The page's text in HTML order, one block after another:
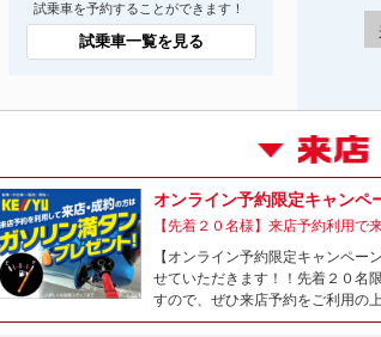
試乗車を予約することができます！
試乗車一覧を見る
オンライン予約限定キャンペ
【先着２０名様】来店予約利用で
【オンライン予約限定キャンペ
せていただきます！！先着２０名
すので、ぜひ来店予約をご利用の